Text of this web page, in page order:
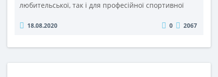
любительської, так і для професійної спортивної
поводочниця. Якщо Ви хочете купити поводочницю,
добре знати відповіді на наступні запитання.1.
18.08.2020 0 2067